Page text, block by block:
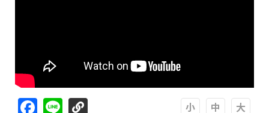
Facebook
Line